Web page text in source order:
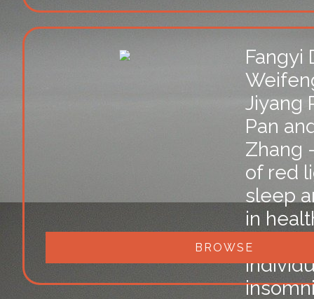
Fangyi
Jiyang
Pan
Zhang
of red
sleep
in
BROWSE